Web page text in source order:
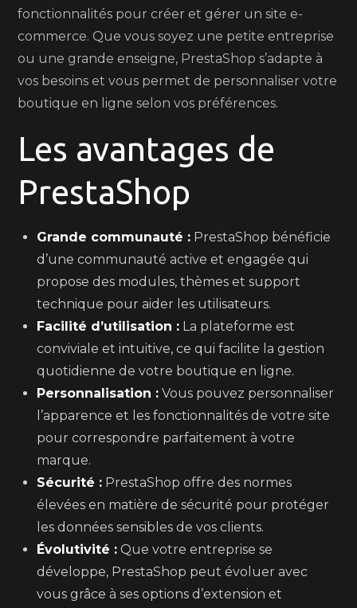
fonctionnalités pour créer et gérer un site e-
commerce. Que vous soyez une petite entreprise
ou une grande enseigne, PrestaShop s’adapte à
vos besoins et vous permet de personnaliser votre
boutique en ligne selon vos préférences.
Les avantages de
PrestaShop
Grande communauté : PrestaShop bénéficie
d’une communauté active et engagée qui
propose des modules, thèmes et support
technique pour aider les utilisateurs.
Facilité d’utilisation : La plateforme est
conviviale et intuitive, ce qui facilite la gestion
quotidienne de votre boutique en ligne.
Personnalisation : Vous pouvez personnaliser
l’apparence et les fonctionnalités de votre site
pour correspondre parfaitement à votre
marque.
Sécurité : PrestaShop offre des normes
élevées en matière de sécurité pour protéger
les données sensibles de vos clients.
Évolutivité : Que votre entreprise se
développe, PrestaShop peut évoluer avec
vous grâce à ses options d’extension et